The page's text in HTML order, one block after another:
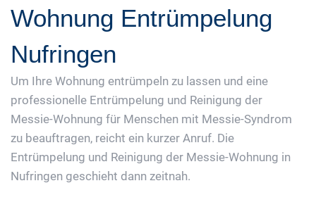
Wohnung Entrümpelung
Nufringen
Um Ihre Wohnung entrümpeln zu lassen und eine
professionelle Entrümpelung und Reinigung der
Messie-Wohnung für Menschen mit Messie-Syndrom
zu beauftragen, reicht ein kurzer Anruf. Die
Entrümpelung und Reinigung der Messie-Wohnung in
Nufringen geschieht dann zeitnah.